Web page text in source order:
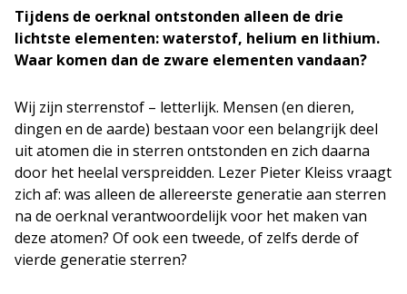
Tijdens de oerknal ontstonden alleen de drie
lichtste elementen: waterstof, helium en lithium.
Waar komen dan de zware elementen vandaan?
Wij zijn sterrenstof – letterlijk. Mensen (en dieren,
dingen en de aarde) bestaan voor een belangrijk deel
uit atomen die in sterren ontstonden en zich daarna
door het heelal verspreidden. Lezer Pieter Kleiss vraagt
zich af: was alleen de allereerste generatie aan sterren
na de oerknal verantwoordelijk voor het maken van
deze atomen? Of ook een tweede, of zelfs derde of
vierde generatie sterren?